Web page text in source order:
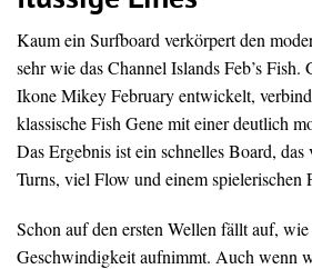
Kaum ein Surfboard verkörpert den
sehr wie das Channel Islands Feb’s Fish.
Ikone Mikey February entwickelt,
klassische Fish Gene mit einer deutlich
Das Ergebnis ist ein schnelles Board,
Turns, viel Flow und einem spielerischen
Schon auf den ersten Wellen fällt auf, wie
Geschwindigkeit aufnimmt. Auch wenn